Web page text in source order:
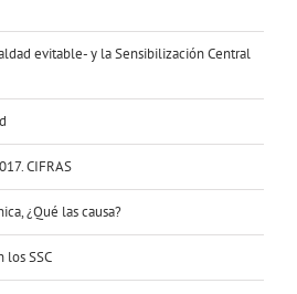
evitable- y la Sensibilización Central
CIFRAS
¿Qué las causa?
los SSC